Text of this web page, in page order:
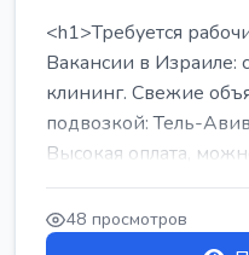
<h1>Требуется
Вакансии в Израиле:
клининг. Свежие
подвозкой: Тель-
Высокая оплата,
...
48 просмотров